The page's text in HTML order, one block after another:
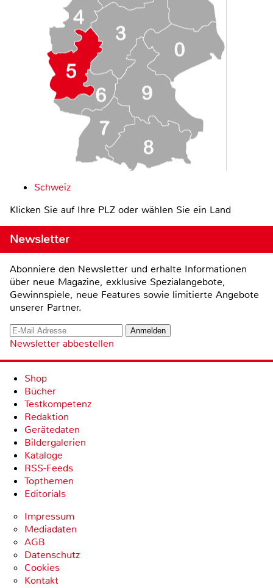
Schweiz
Klicken Sie auf Ihre PLZ oder wählen Sie ein Land
Newsletter
Abonniere den Newsletter und erhalte Informationen
über neue Magazine, exklusive Spezialangebote,
Gewinnspiele, neue Features sowie limitierte Angebote
unserer Partner.
Newsletter abbestellen
Shop
Bücher
Testkompetenz
Redaktion
Gerätedaten
Bildergalerien
Kataloge
RSS-Feeds
Topthemen
Editorials
Impressum
Mediadaten
AGB
Datenschutz
Cookies
Kontakt